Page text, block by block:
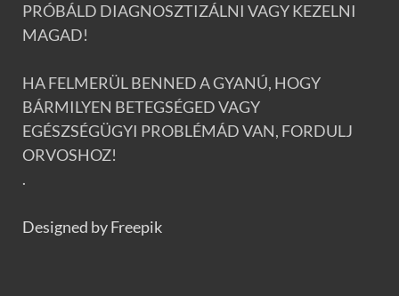
PRÓBÁLD DIAGNOSZTIZÁLNI VAGY KEZELNI
MAGAD!
HA FELMERÜL BENNED A GYANÚ, HOGY
BÁRMILYEN BETEGSÉGED VAGY
EGÉSZSÉGÜGYI PROBLÉMÁD VAN, FORDULJ
ORVOSHOZ!
.
Designed by Freepik